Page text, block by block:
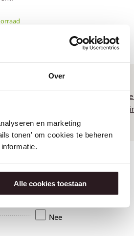
Over
en marketing
tonen' om cookies te beheren
Alle cookies toestaan
Amerika
Nee